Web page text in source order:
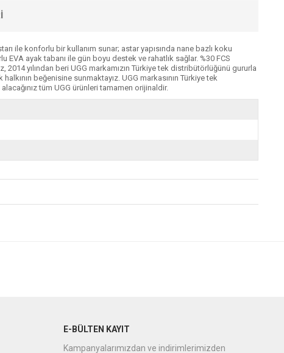
ile konforlu bir kullanım sunar; astar yapısında nane bazlı koku
ayak tabanı ile gün boyu destek ve rahatlık sağlar. %30 FCS
yılından beri UGG markamızın Türkiye tek distribütörlüğünü gururla
beğenisine sunmaktayız. UGG markasının Türkiye tek
tüm UGG ürünleri tamamen orijinaldir.
E-BÜLTEN KAYIT
Kampanyalarımızdan ve indirimlerimizden